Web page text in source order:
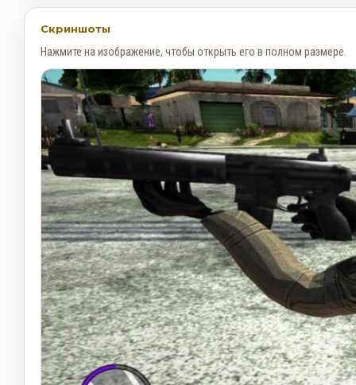
Скриншоты
Нажмите на изображение, чтобы открыть его в полном размере.